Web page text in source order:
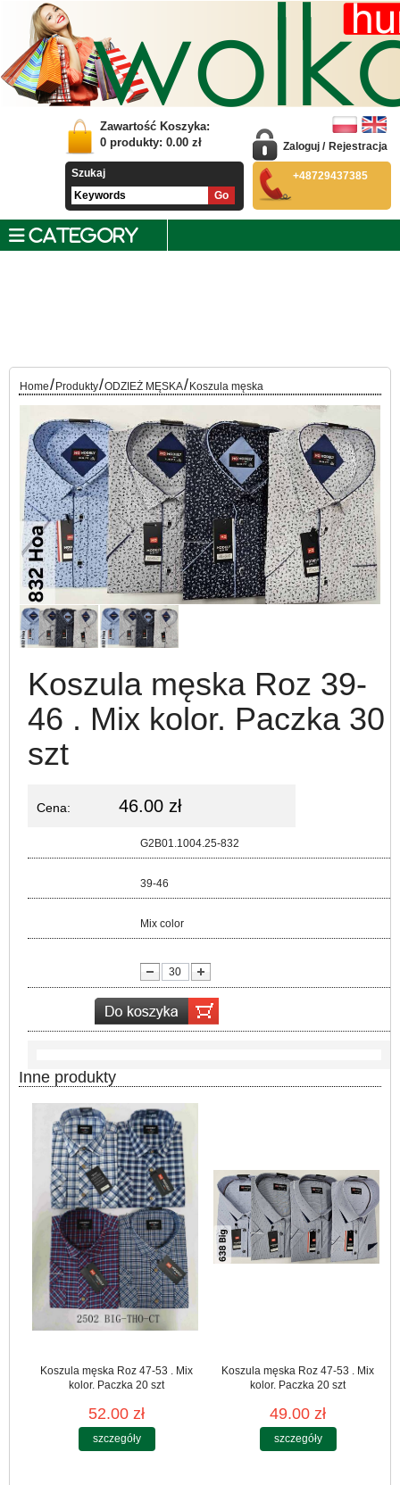
Zawartość Koszyka:
0 produkty: 0.00 zł
Szukaj
Zaloguj / Rejestracja
+48729437385
CATEGORY
Home/ Produkty/ODZIEŻ MĘSKA/ Koszula męska
Koszula męska Roz 39-
46 . Mix kolor. Paczka 30
szt
Cena: 46.00 zł
G2B01.1004.25-832
39-46
Mix color
Inne produkty
Koszula męska Roz 47-53 . Mix
kolor. Paczka 20 szt
52.00 zł
szczegóły
Koszula męska Roz 47-53 . Mix
kolor. Paczka 20 szt
49.00 zł
szczegóły